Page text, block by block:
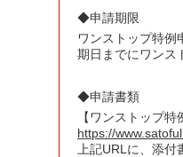
◆申請期限
ワンストップ特例
期日までにワンス
◆申請書類
【ワンストップ特
https://
上記URLに、添